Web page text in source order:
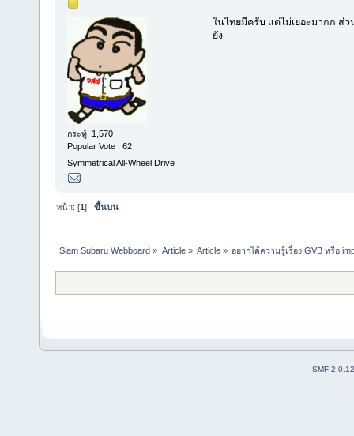
กระทู้: 1,570
Popular Vote : 62
Symmetrical All-Wheel Drive
ในไทยมีครับ แต่ไม่เยอะมากก ส่
ยัง
หน้า: [1]ขึ้นบน
Siam Subaru Webboard » Article» Article» อยากได้ความรู้เรื่อง GVB หรือ
SMF 2.0.12